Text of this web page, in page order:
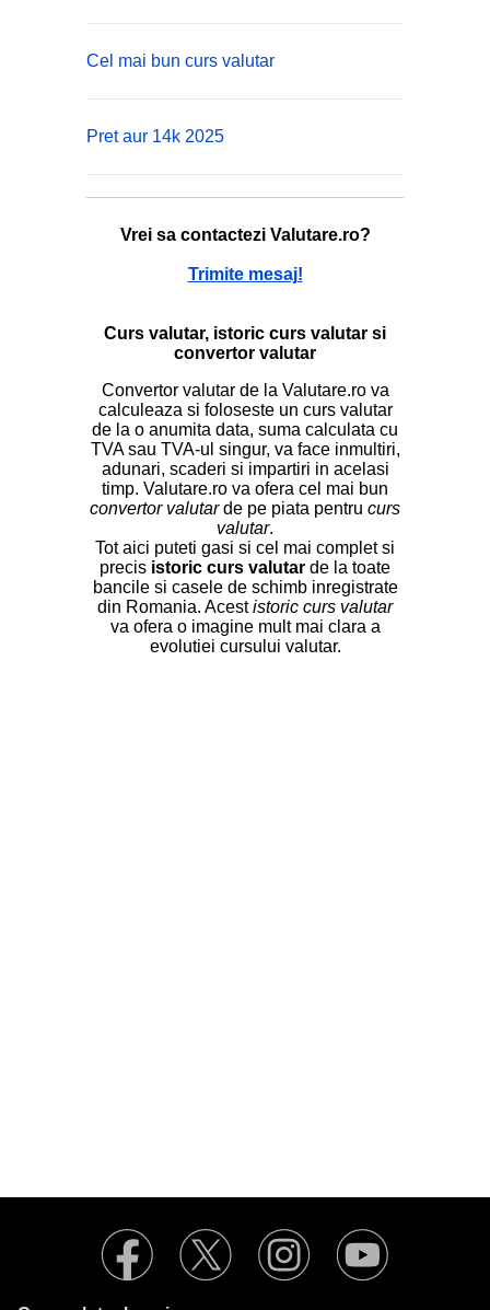
Cel mai bun curs valutar
Pret aur 14k 2025
Vrei sa contactezi Valutare.ro?
Trimite mesaj!
Curs valutar, istoric curs valutar si
convertor valutar
Convertor valutar de la Valutare.ro va
calculeaza si foloseste un curs valutar
de la o anumita data, suma calculata cu
TVA sau TVA-ul singur, va face inmultiri,
adunari, scaderi si impartiri in acelasi
timp. Valutare.ro va ofera cel mai bun
convertor valutarde pe piata pentru curs
valutar.
Tot aici puteti gasi si cel mai complet si
precis istoric curs valutar de la toate
bancile si casele de schimb inregistrate
din Romania. Acestistoric curs valutar
va ofera o imagine mult mai clara a
evolutiei cursului valutar.